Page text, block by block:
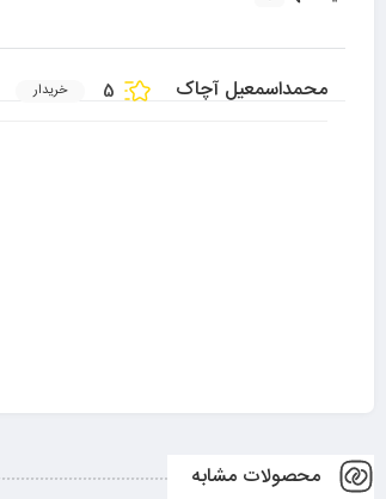
محمداسمعیل آچاک 5 خریدار
محصولات مشابه